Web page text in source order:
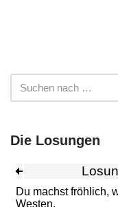
Die Losungen